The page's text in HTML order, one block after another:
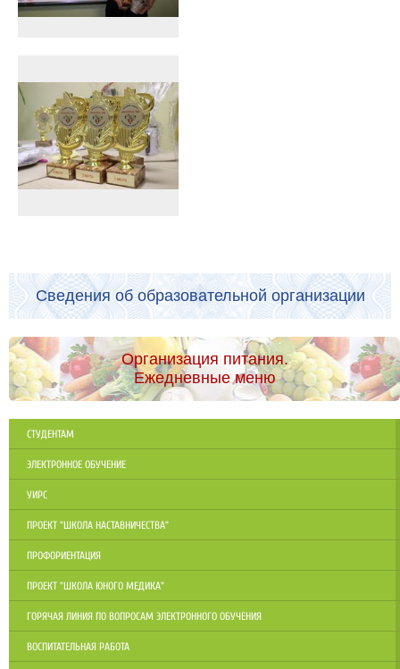
Сведения об образовательной организации
Организация питания.
Ежедневные меню
СТУДЕНТАМ
ЭЛЕКТРОННОЕ ОБУЧЕНИЕ
УИРС
ПРОЕКТ "ШКОЛА НАСТАВНИЧЕСТВА"
ПРОФОРИЕНТАЦИЯ
ПРОЕКТ "ШКОЛА ЮНОГО МЕДИКА"
ГОРЯЧАЯ ЛИНИЯ ПО ВОПРОСАМ ЭЛЕКТРОННОГО ОБУЧЕНИЯ
ВОСПИТАТЕЛЬНАЯ РАБОТА